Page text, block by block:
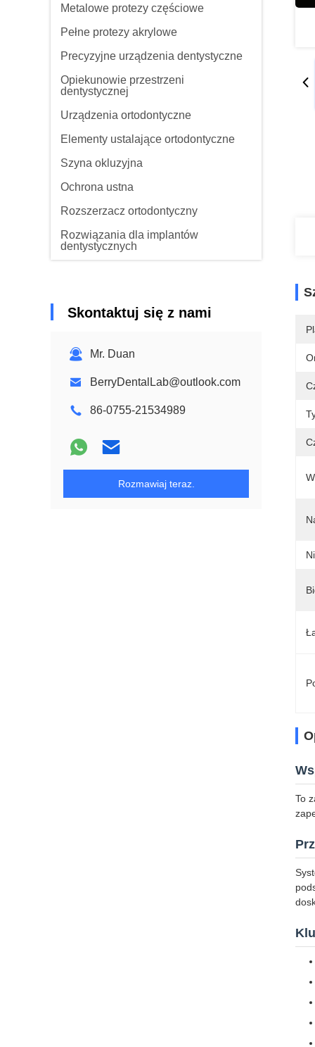
Metalowe protezy częściowe
Pełne protezy akrylowe
Precyzyjne urządzenia dentystyczne
Opiekunowie przestrzeni
dentystycznej
Urządzenia ortodontyczne
Elementy ustalające ortodontyczne
Szyna okluzyjna
Ochrona ustna
Rozszerzacz ortodontyczny
Rozwiązania dla implantów
dentystycznych
Skontaktuj się z nami
Mr. Duan
BerryDentalLab@outlook.com
86-0755-21534989
Rozmawiaj teraz.
To